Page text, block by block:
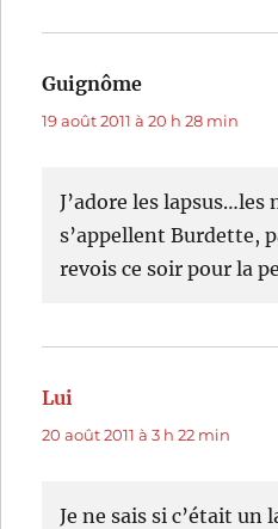
Guignôme
19 août 2011 à 20 h 28 min
J’adore les lapsus…les
s’appellent Burdette,
revois ce soir pour la
Lui
20 août 2011 à 3 h 22 min
Je ne sais si c’était un